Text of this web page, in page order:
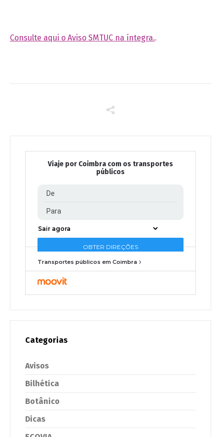
Consulte aqui o Aviso SMTUC na íntegra..
Viaje por Coimbra com os transportes
públicos
Transportes públicos em Coimbra
Categorias
Avisos
Bilhética
Botânico
Dicas